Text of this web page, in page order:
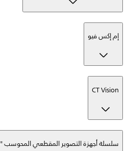
إم إكس فيو
CT Vision
سلسلة أجهزة التصوير المقطعي المحوسب "MX8000"